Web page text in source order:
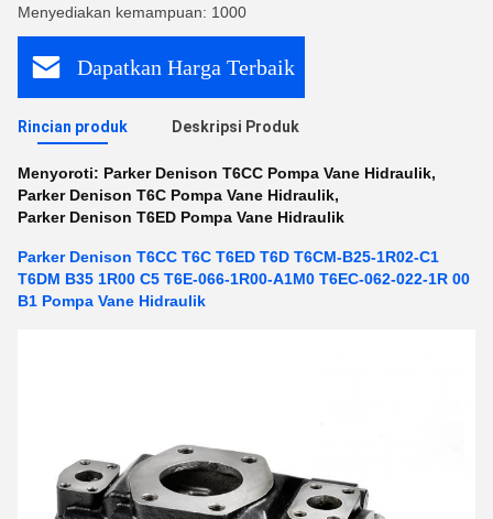
Menyediakan kemampuan: 1000
Dapatkan Harga Terbaik
Rincian produk Deskripsi Produk
Menyoroti: Parker Denison T6CC Pompa Vane Hidraulik,
Parker Denison T6C Pompa Vane Hidraulik,
Parker Denison T6ED Pompa Vane Hidraulik
Parker Denison T6CC T6C T6ED T6D T6CM-B25-1R02-C1
T6DM B35 1R00 C5 T6E-066-1R00-A1M0 T6EC-062-022-1R 00
B1 Pompa Vane Hidraulik